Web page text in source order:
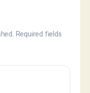
Required fields